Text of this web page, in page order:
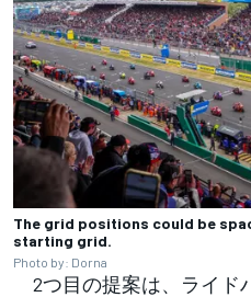
The grid positions could be
starting grid.
Photo by: Dorna
2つ目の提案は、ライド